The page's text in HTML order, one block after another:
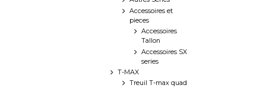
Accessoires et
pieces
Accessoires
Tallon
Accessoires SX
series
T-MAX
Treuil T-max quad